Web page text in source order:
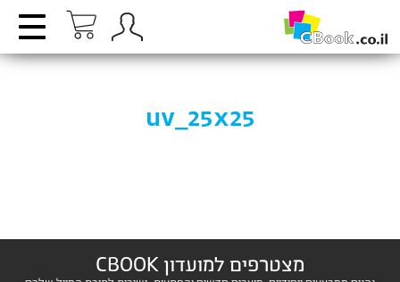
uv_25x25
מצטרפים למועדון CBOOK